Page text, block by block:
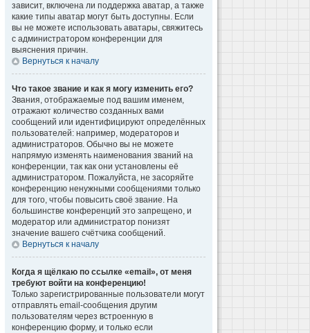
зависит, включена ли поддержка аватар, а также
какие типы аватар могут быть доступны. Если
вы не можете использовать аватары, свяжитесь
с администратором конференции для
выяснения причин.
Вернуться к началу
Что такое звание и как я могу изменить его?
Звания, отображаемые под вашим именем,
отражают количество созданных вами
сообщений или идентифицируют определённых
пользователей: например, модераторов и
администраторов. Обычно вы не можете
напрямую изменять наименования званий на
конференции, так как они установлены её
администратором. Пожалуйста, не засоряйте
конференцию ненужными сообщениями только
для того, чтобы повысить своё звание. На
большинстве конференций это запрещено, и
модератор или администратор понизят
значение вашего счётчика сообщений.
Вернуться к началу
Когда я щёлкаю по ссылке «email», от меня
требуют войти на конференцию!
Только зарегистрированные пользователи могут
отправлять email-сообщения другим
пользователям через встроенную в
конференцию форму, и только если